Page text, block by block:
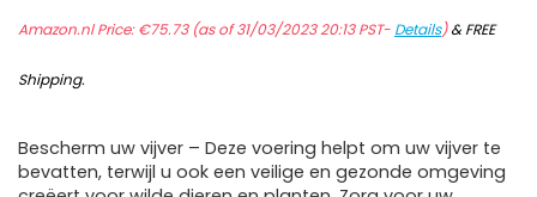
Amazon.nl Price:€75.73(as of 31/03/2023 20:13 PST- Details)&FREE
Shipping.
Bescherm uw vijver – Deze voering helpt om uw vijver te
bevatten, terwijl u ook een veilige en gezonde omgeving